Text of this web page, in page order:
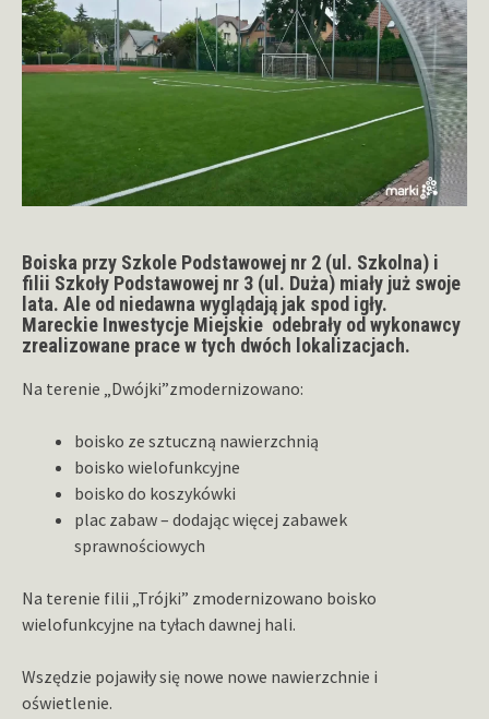
Boiska przy Szkole Podstawowej nr 2 (ul. Szkolna) i
filii Szkoły Podstawowej nr 3 (ul. Duża) miały już swoje
lata. Ale od niedawna wyglądają jak spod igły.
Mareckie Inwestycje Miejskie odebrały od wykonawcy
zrealizowane prace w tych dwóch lokalizacjach.
Na terenie „Dwójki”zmodernizowano:
boisko ze sztuczną nawierzchnią
boisko wielofunkcyjne
boisko do koszykówki
plac zabaw – dodając więcej zabawek
sprawnościowych
Na terenie filii „Trójki” zmodernizowano boisko
wielofunkcyjne na tyłach dawnej hali.
Wszędzie pojawiły się nowe nowe nawierzchnie i
oświetlenie.